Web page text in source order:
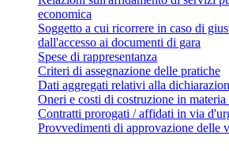
economica
Soggetto a cui ricorrere in caso di
dall'accesso ai documenti di gara
Spese di rappresentanza
Criteri di assegnazione delle pratiche
Dati aggregati relativi alla
Oneri e costi di costruzione in
Contratti prorogati / affidati in via
Provvedimenti di approvazione delle